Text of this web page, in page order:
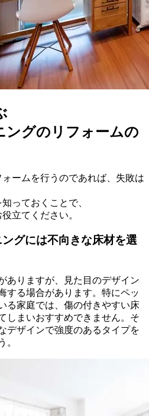
ングのリフォームの
ームを行うのであれば、失敗は
っておくことで、
立てください。
グには不向きな床材を選
ありますが、見た目のデザイン
する場合があります。特にペッ
る家庭では、傷の付きやすい床
しまいおすすめできません。そ
デザインで強度のあるタイプを
。